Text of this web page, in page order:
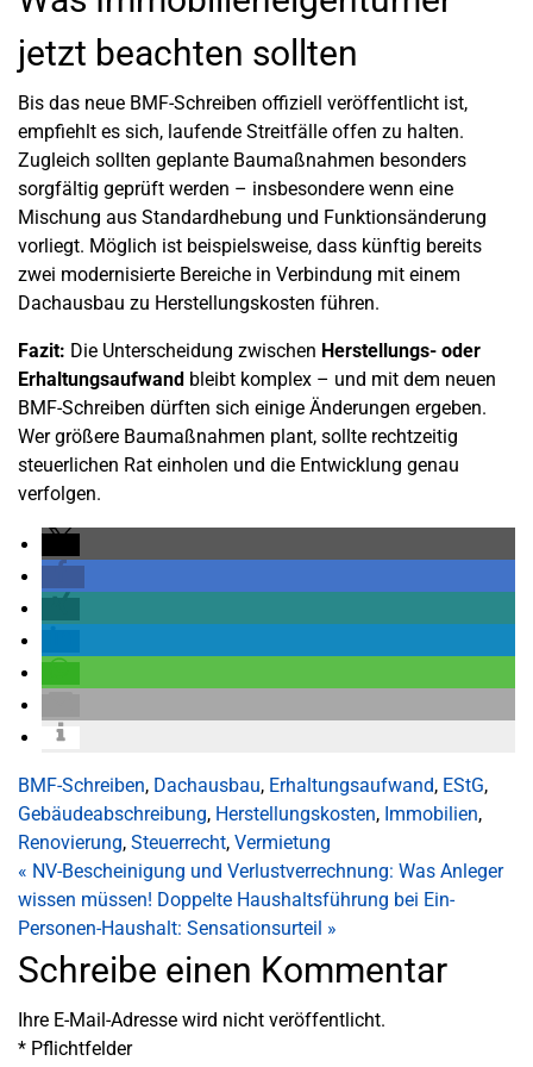
jetzt beachten sollten
Bis das neue BMF-Schreiben offiziell veröffentlicht ist,
empfiehlt es sich, laufende Streitfälle offen zu halten.
Zugleich sollten geplante Baumaßnahmen besonders
sorgfältig geprüft werden – insbesondere wenn eine
Mischung aus Standardhebung und Funktionsänderung
vorliegt. Möglich ist beispielsweise, dass künftig bereits
zwei modernisierte Bereiche in Verbindung mit einem
Dachausbau zu Herstellungskosten führen.
Fazit: Die Unterscheidung zwischen Herstellungs- oder
Erhaltungsaufwand bleibt komplex – und mit dem neuen
BMF-Schreiben dürften sich einige Änderungen ergeben.
Wer größere Baumaßnahmen plant, sollte rechtzeitig
steuerlichen Rat einholen und die Entwicklung genau
verfolgen.
BMF-Schreiben, Dachausbau, Erhaltungsaufwand, EStG,
Gebäudeabschreibung, Herstellungskosten, Immobilien,
Renovierung, Steuerrecht, Vermietung
« NV-Bescheinigung und Verlustverrechnung: Was Anleger
wissen müssen! Doppelte Haushaltsführung bei Ein-
Personen-Haushalt: Sensationsurteil »
Schreibe einen Kommentar
Ihre E-Mail-Adresse wird nicht veröffentlicht.
* Pflichtfelder